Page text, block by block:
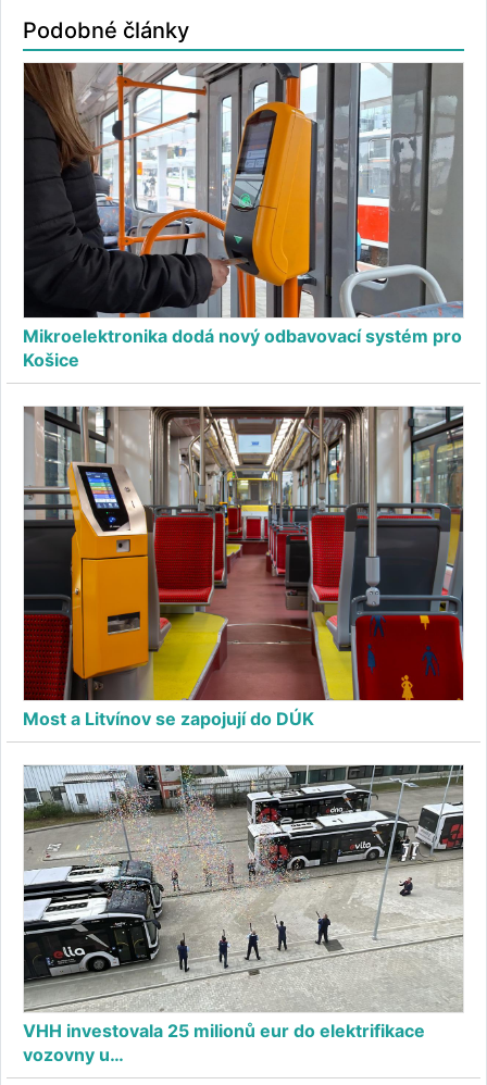
Podobné články
Mikroelektronika dodá nový odbavovací systém pro
Košice
Most a Litvínov se zapojují do DÚK
VHH investovala 25 milionů eur do elektrifikace
vozovny u…